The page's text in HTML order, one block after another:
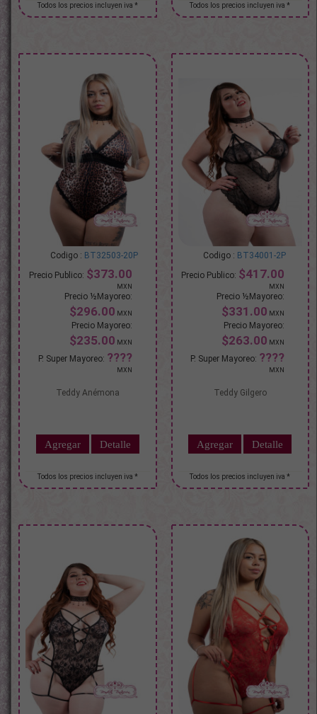
BT32503-20P
$373.00
$296.00
$235.00
Teddy Anémona
BT34001-2P
$417.00
$331.00
$263.00
Teddy Gilgero